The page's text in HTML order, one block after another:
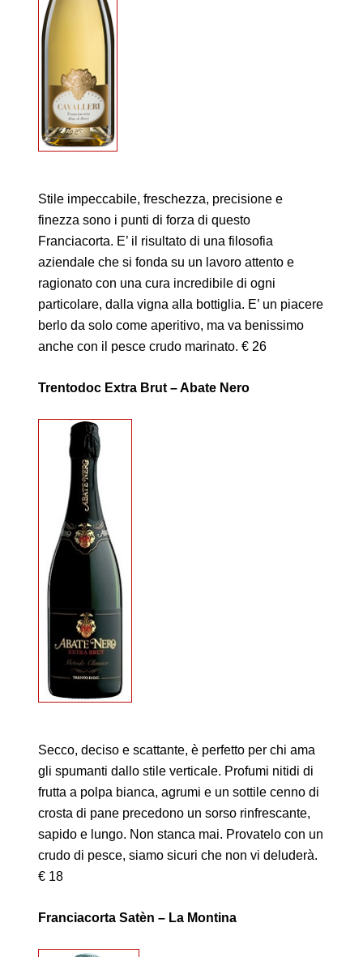
Stile impeccabile, freschezza, precisione e
finezza sono i punti di forza di questo
Franciacorta. E’ il risultato di una filosofia
aziendale che si fonda su un lavoro attento e
ragionato con una cura incredibile di ogni
particolare, dalla vigna alla bottiglia. E’ un piacere
berlo da solo come aperitivo, ma va benissimo
anche con il pesce crudo marinato. € 26
Trentodoc Extra Brut – Abate Nero
Secco, deciso e scattante, è perfetto per chi ama
gli spumanti dallo stile verticale. Profumi nitidi di
frutta a polpa bianca, agrumi e un sottile cenno di
crosta di pane precedono un sorso rinfrescante,
sapido e lungo. Non stanca mai. Provatelo con un
crudo di pesce, siamo sicuri che non vi deluderà.
€ 18
Franciacorta Satèn – La Montina